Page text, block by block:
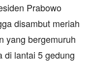
Prabowo
disambut meriah
yang bergemuruh
di lantai 5 gedung